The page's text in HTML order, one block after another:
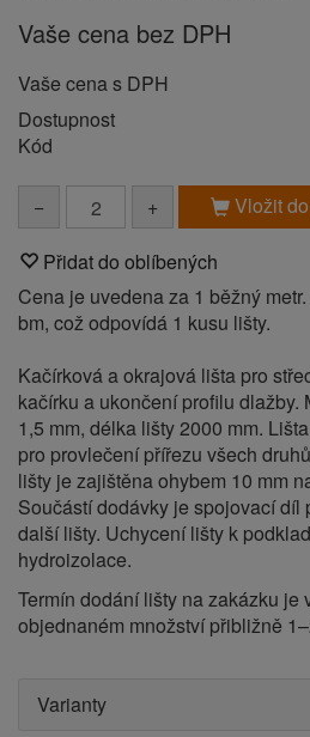
Vaše cena bez DPH
Vaše cena s DPH
Dostupnost
Kód
− + Vložit
Přidat do oblíbených
Cena je uvedena za 1 běžný
bm, což odpovídá 1 kusu lišty.
Kačírková a okrajová lišta pro
kačírku a ukončení profilu dlažby.
1,5 mm, délka lišty 2000 mm.
pro provlečení přířezu všech
lišty je zajištěna ohybem 10 mm
Součástí dodávky je spojovací díl
další lišty. Uchycení lišty k
hydroizolace. ‍
Termín dodání lišty na zakázku je
objednaném množství přibližně
Varianty